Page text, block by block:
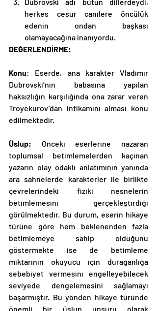
herkes cesur canilere öncülük
edenin ondan başkası
olamayacağına inanıyordu.
DEĞERLENDİRME:
Konu: Eserde, ana karakter Vladimir
Dubrovski’nin babasına yapılan
haksızlığın karşılığında ona zarar veren
Troyekurov’dan intikamını alması konu
edilmektedir.
Üslup: Önceki eserlerine nazaran
toplumsal betimlemelerden kaçınan
yazarın olay odaklı anlatımının yanında
ara sahnelerde karakterler ile birlikte
çevrelerindeki fiziki nesnelerin
betimlemesini gerçekleştirdiği
görülmektedir. Bu durum, eserin hikaye
türüne göre hem beklenenden fazla
betimlemeye sahip olduğunu
göstermekte ise de betimleme
miktarının okuyucu için durağanlığa
sebebiyet vermesini engelleyebilecek
seviyede dengelemesini sağlamayı
başarmıştır. Bu yönden hikaye türünde
önemli bir üslup unsuru olarak